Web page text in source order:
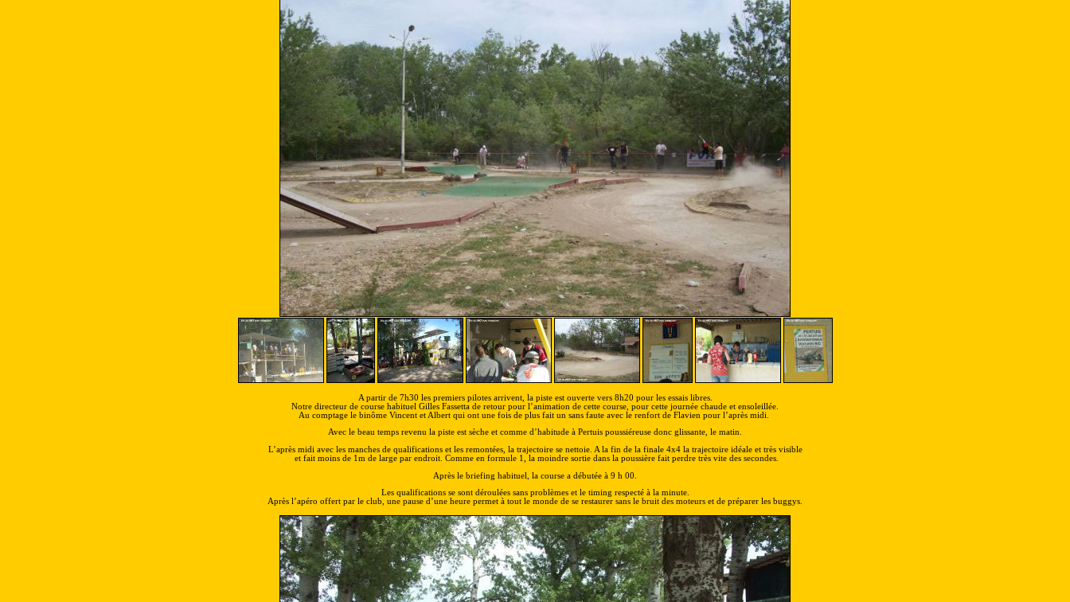
A partir de 7h30 les premiers pilotes arrivent, la piste est ouverte vers 8h20 pour les essais libres.
Notre directeur de course habituel Gilles Fassetta de retour pour l’animation de cette course, pour cette journée chaude et ensoleillée.
Au comptage le binôme Vincent et Albert qui ont une fois de plus fait un sans faute avec le renfort de Flavien pour l’après midi.
Avec le beau temps revenu la piste est sèche et comme d’habitude à Pertuis poussiéreuse donc glissante, le matin.
L’après midi avec les manches de qualifications et les remontées, la trajectoire se nettoie. A la fin de la finale 4x4 la trajectoire idéale et très visible
et fait moins de 1m de large par endroit. Comme en formule 1, la moindre sortie dans la poussière fait perdre très vite des secondes.
Après le briefing habituel
la course a débutée à 9 h 00.
Les qualifications se sont déroulées sans problèmes et le timing respecté à la minute.
Après l’apéro offert par le club, une pause d’une heure permet à tout le monde de se restaurer sans le bruit des moteurs et de préparer les buggys.